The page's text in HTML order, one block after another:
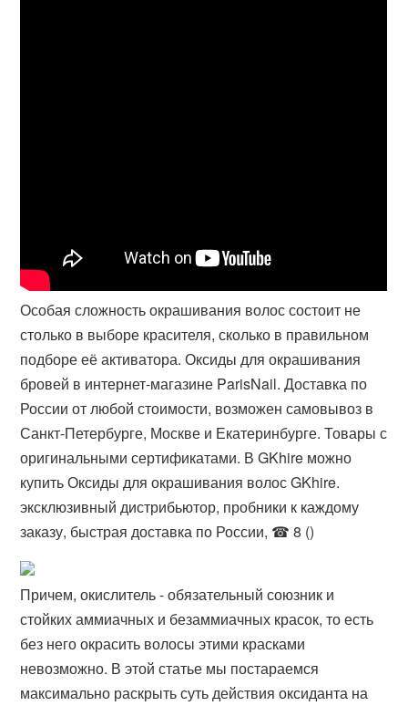
Особая сложность окрашивания волос состоит не
столько в выборе красителя, сколько в правильном
подборе её активатора. Оксиды для окрашивания
бровей в интернет-магазине ParisNail. Доставка по
России от любой стоимости, возможен самовывоз в
Санкт-Петербурге, Москве и Екатеринбурге. Товары с
оригинальными сертификатами. В GKhire можно
купить Оксиды для окрашивания волос GKhire.
эксклюзивный дистрибьютор, пробники к каждому
заказу, быстрая доставка по России, ☎ 8 ()
Причем, окислитель - обязательный союзник и
стойких аммиачных и безаммиачных красок, то есть
без него окрасить волосы этими красками
невозможно. В этой статье мы постараемся
максимально раскрыть суть действия оксиданта на